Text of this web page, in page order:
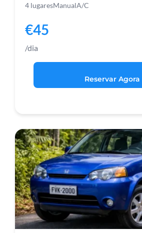
4 lugaresManualA/C
€45
/dia
Reservar Agora